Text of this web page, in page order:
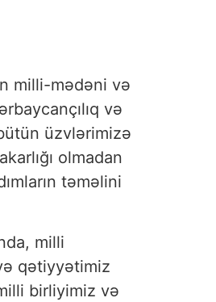
milli-mədəni və
və
üzvlərimizə
olmadan
təməlini
milli
qətiyyətimiz
birliyimiz və